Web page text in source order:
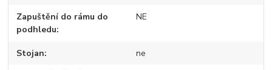
Zapuštění do rámu do
podhledu
NE
Stojan ne